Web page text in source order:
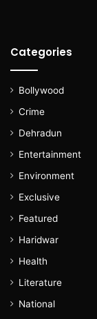
Categories
Bollywood
Crime
Dehradun
Entertainment
Environment
Exclusive
Featured
Haridwar
Health
Literature
National